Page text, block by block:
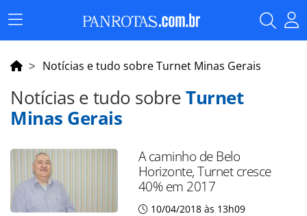
Menu
Principal
Notícias e tudo sobre Turnet Minas Gerais
Notícias e tudo sobreTurnet
Minas Gerais
A caminho de Belo
Horizonte, Turnet cresce
40% em 2017
10/04/2018 às 13h09